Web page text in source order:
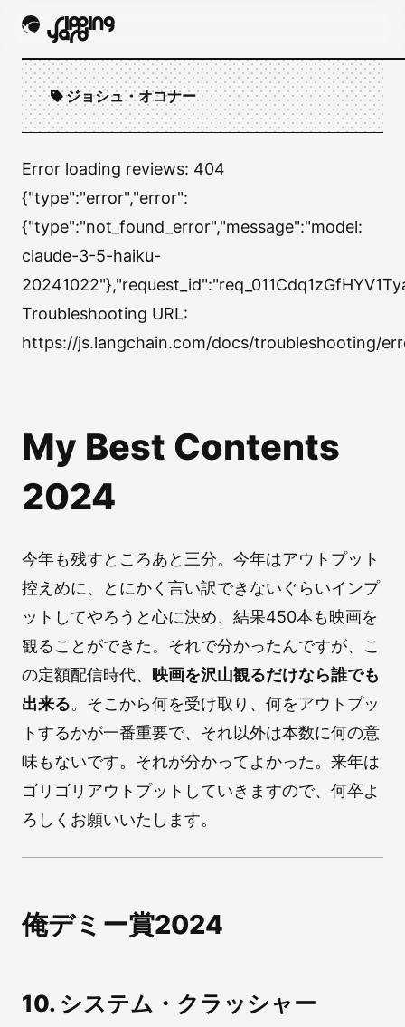
ジョシュ・オコナー
Error loading reviews: 404
{"type":"error","error":
{"type":"not_found_error","message":"model:
claude-3-5-haiku-
Troubleshooting URL:
https://js.langchain.com/docs/troubleshooting/
My Best Contents
2024
今年も残すところあと三分。今年はアウトプット
控えめに、とにかく言い訳できないぐらいインプ
ットしてやろうと心に決め、結果450本も映画を
観ることができた。それで分かったんですが、こ
の定額配信時代、 映画を沢山観るだけなら誰でも
出来る。そこから何を受け取り、何をアウトプッ
トするかが一番重要で、それ以外は本数に何の意
味もないです。それが分かってよかった。来年は
ゴリゴリアウトプットしていきますので、何卒よ
ろしくお願いいたします。
俺デミー賞2024
10. システム・クラッシャー